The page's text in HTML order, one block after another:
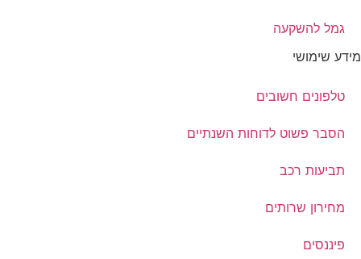
גמל להשקעה
מידע שימושי
טלפונים חשובים
הסבר פשוט לדוחות השנתיים
תביעות רכב
מחירון שרותים
פיננסים